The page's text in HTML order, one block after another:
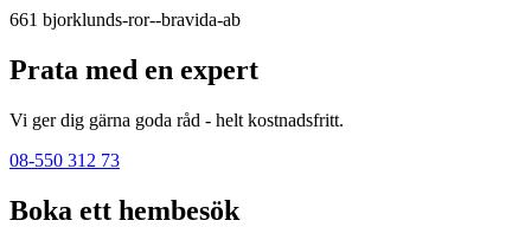
661 bjorklunds-ror--bravida-ab
Prata med en expert
Vi ger dig gärna goda råd - helt kostnadsfritt.
08-550 312 73
Boka ett hembesök